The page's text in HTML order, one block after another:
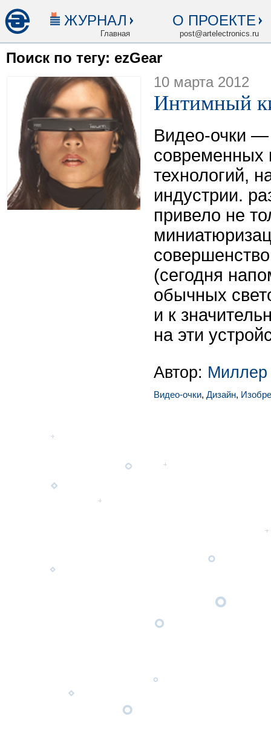
ЖУРНАЛ
Главная
О ПРОЕКТЕ
post@artelectronics.ru
Поиск по тегу: ezGear
10 марта 2012
Интимный
Видео-очки —
современных
технологий,
индустрии.
привело не
(сегодня
обычных
и к
на эти
Автор: Миллер
Видео-очки, Дизайн,